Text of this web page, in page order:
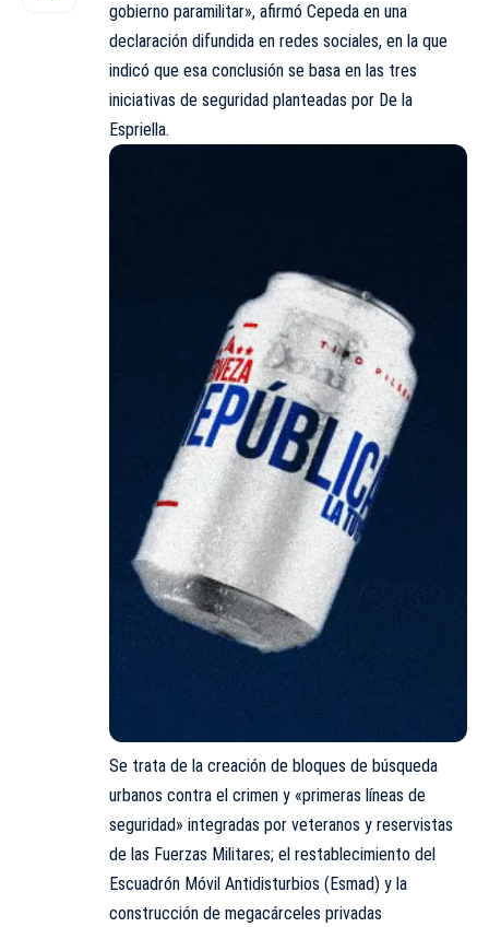
gobierno paramilitar», afirmó Cepeda en una
declaración difundida en redes sociales, en la que
indicó que esa conclusión se basa en las tres
iniciativas de seguridad planteadas por De la
Espriella.
Se trata de la creación de bloques de búsqueda
urbanos contra el crimen y «primeras líneas de
seguridad» integradas por veteranos y reservistas
de las Fuerzas Militares; el restablecimiento del
Escuadrón Móvil Antidisturbios (Esmad) y la
construcción de megacárceles privadas